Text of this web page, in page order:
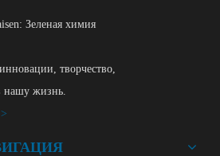
Зеленая химия
творчество,
нашу жизнь.